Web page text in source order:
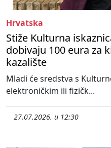
Hrvatska
Stiže Kulturna
dobivaju 100 eura za
kazalište
Mladi će sredstva s
elektroničkim ili fizičk...
27.07.2026. u 12:30